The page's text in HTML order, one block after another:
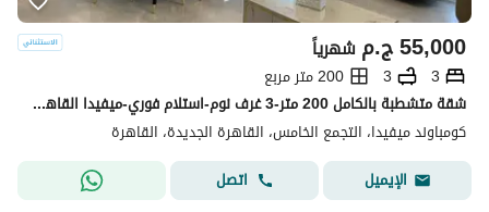
ج.م55,000 شهرياً
3
3
200 متر مربع
شقة متشطبة بالكامل 200 متر-3 غرف نوم-استلام فوري-ميفيدا القاهرة الجديدة
كومباوند ميفيدا، التجمع الخامس، القاهرة الجديدة، القاهرة
الإيميل
اتصل